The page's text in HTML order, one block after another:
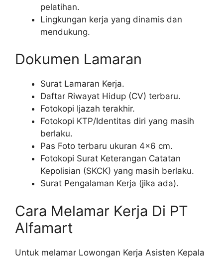
pelatihan.
Lingkungan kerja yang dinamis dan
mendukung.
Dokumen Lamaran
Surat Lamaran Kerja.
Daftar Riwayat Hidup (CV) terbaru.
Fotokopi Ijazah terakhir.
Fotokopi KTP/Identitas diri yang masih
berlaku.
Pas Foto terbaru ukuran 4×6 cm.
Fotokopi Surat Keterangan Catatan
Kepolisian (SKCK) yang masih berlaku.
Surat Pengalaman Kerja (jika ada).
Cara Melamar Kerja Di PT
Alfamart
Untuk melamar Lowongan Kerja Asisten Kepala